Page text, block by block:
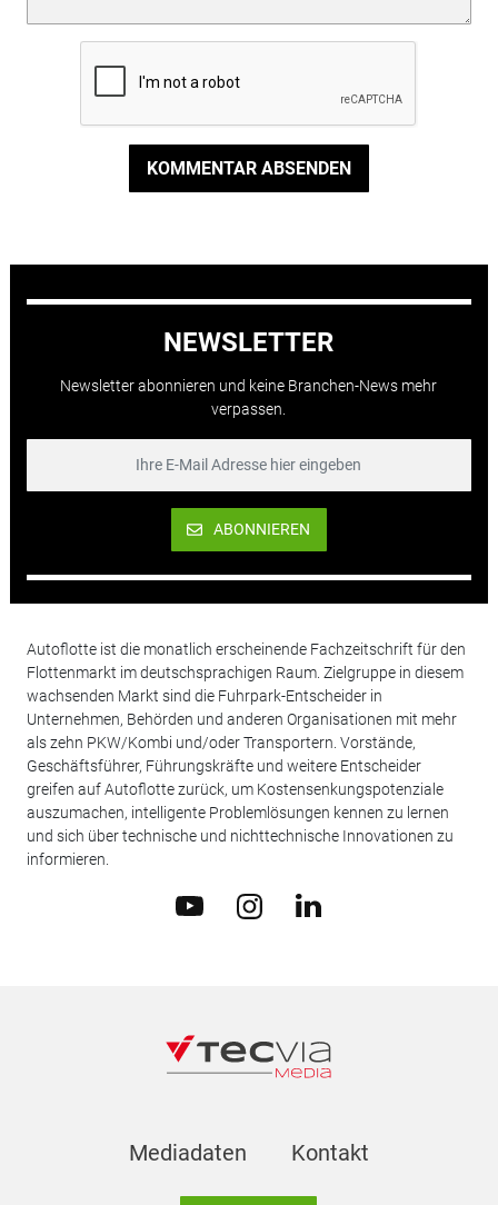
KOMMENTAR ABSENDEN
NEWSLETTER
Newsletter abonnieren und keine Branchen-News mehr
verpassen.
ABONNIEREN
Autoflotte ist die monatlich erscheinende Fachzeitschrift für den
Flottenmarkt im deutschsprachigen Raum. Zielgruppe in diesem
wachsenden Markt sind die Fuhrpark-Entscheider in
Unternehmen, Behörden und anderen Organisationen mit mehr
als zehn PKW/Kombi und/oder Transportern. Vorstände,
Geschäftsführer, Führungskräfte und weitere Entscheider
greifen auf Autoflotte zurück, um Kostensenkungspotenziale
auszumachen, intelligente Problemlösungen kennen zu lernen
und sich über technische und nichttechnische Innovationen zu
informieren.
Mediadaten Kontakt